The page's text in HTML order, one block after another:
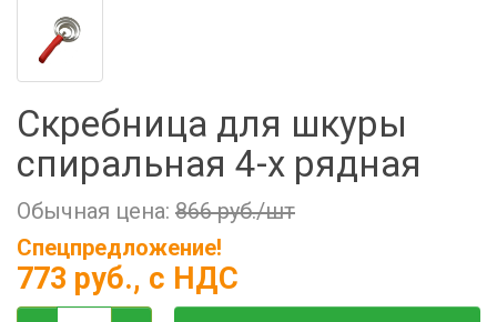
Фильтры молочные
Электронная маркировка коров
Держатели лизунцов
Скребница для шкуры
спиральная 4-х рядная
Обычная цена: 866 руб./шт
Спецпредложение!
773 руб., с НДС